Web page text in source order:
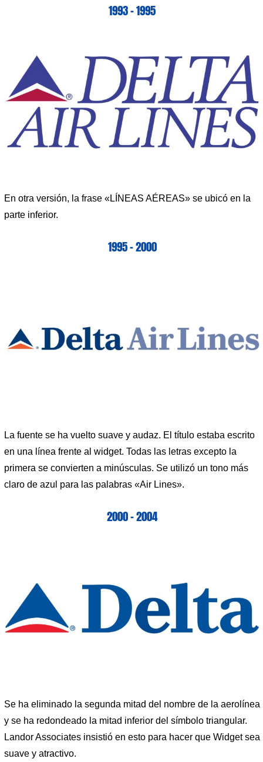
1993 – 1995
En otra versión, la frase «LÍNEAS AÉREAS» se ubicó en la
parte inferior.
1995 – 2000
La fuente se ha vuelto suave y audaz. El título estaba escrito
en una línea frente al widget. Todas las letras excepto la
primera se convierten a minúsculas. Se utilizó un tono más
claro de azul para las palabras «Air Lines».
2000 – 2004
Se ha eliminado la segunda mitad del nombre de la aerolínea
y se ha redondeado la mitad inferior del símbolo triangular.
Landor Associates insistió en esto para hacer que Widget sea
suave y atractivo.